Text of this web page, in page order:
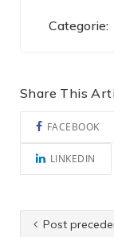
Categorie:
Share This
FACEBOOK
LINKEDIN
Post